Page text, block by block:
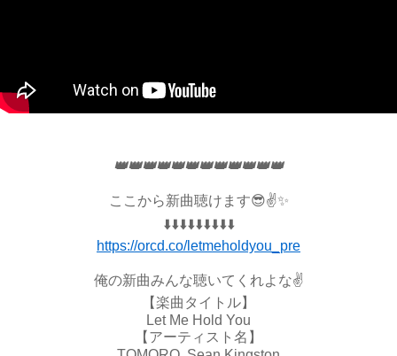
👑👑👑👑👑👑👑👑👑👑👑👑
ここから新曲聴けます😎✌️✨
⬇️⬇️⬇️⬇️⬇️⬇️⬇️⬇️⬇️
https://orcd.co/letmeholdyou_pre
俺の新曲みんな聴いてくれよな✌️
【楽曲タイトル】
Let Me Hold You
【アーティスト名】